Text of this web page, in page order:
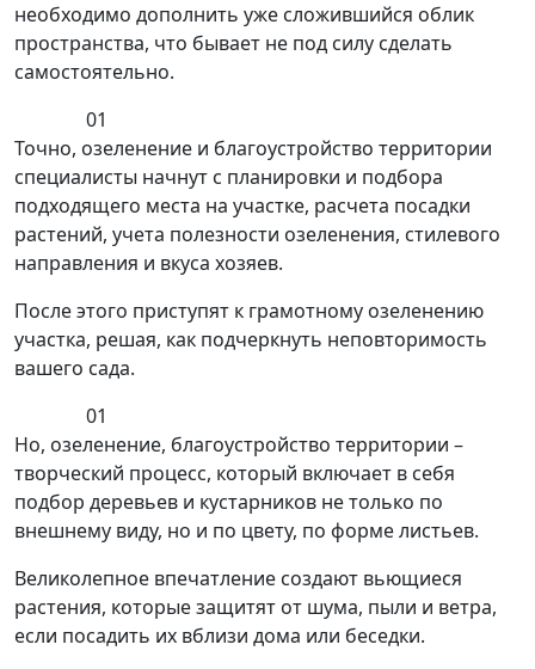
необходимо дополнить уже сложившийся облик
пространства, что бывает не под силу сделать
самостоятельно.
01
Точно, озеленение и благоустройство территории
специалисты начнут с планировки и подбора
подходящего места на участке, расчета посадки
растений, учета полезности озеленения, стилевого
направления и вкуса хозяев.
После этого приступят к грамотному озеленению
участка, решая, как подчеркнуть неповторимость
вашего сада.
01
Но, озеленение, благоустройство территории –
творческий процесс, который включает в себя
подбор деревьев и кустарников не только по
внешнему виду, но и по цвету, по форме листьев.
Великолепное впечатление создают вьющиеся
растения, которые защитят от шума, пыли и ветра,
если посадить их вблизи дома или беседки.